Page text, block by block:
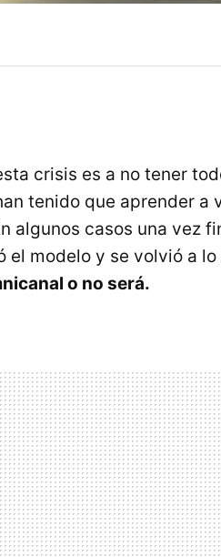
crisis es a no tener
tenido que aprender a
algunos casos una vez
modelo y se volvió a lo
o no será.